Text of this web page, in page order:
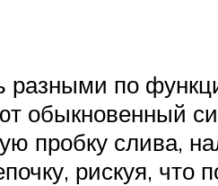
по
обыкновенный
пробку слива,
рискуя, что